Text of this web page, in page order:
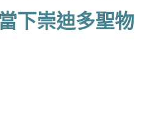
下崇迪多聖物